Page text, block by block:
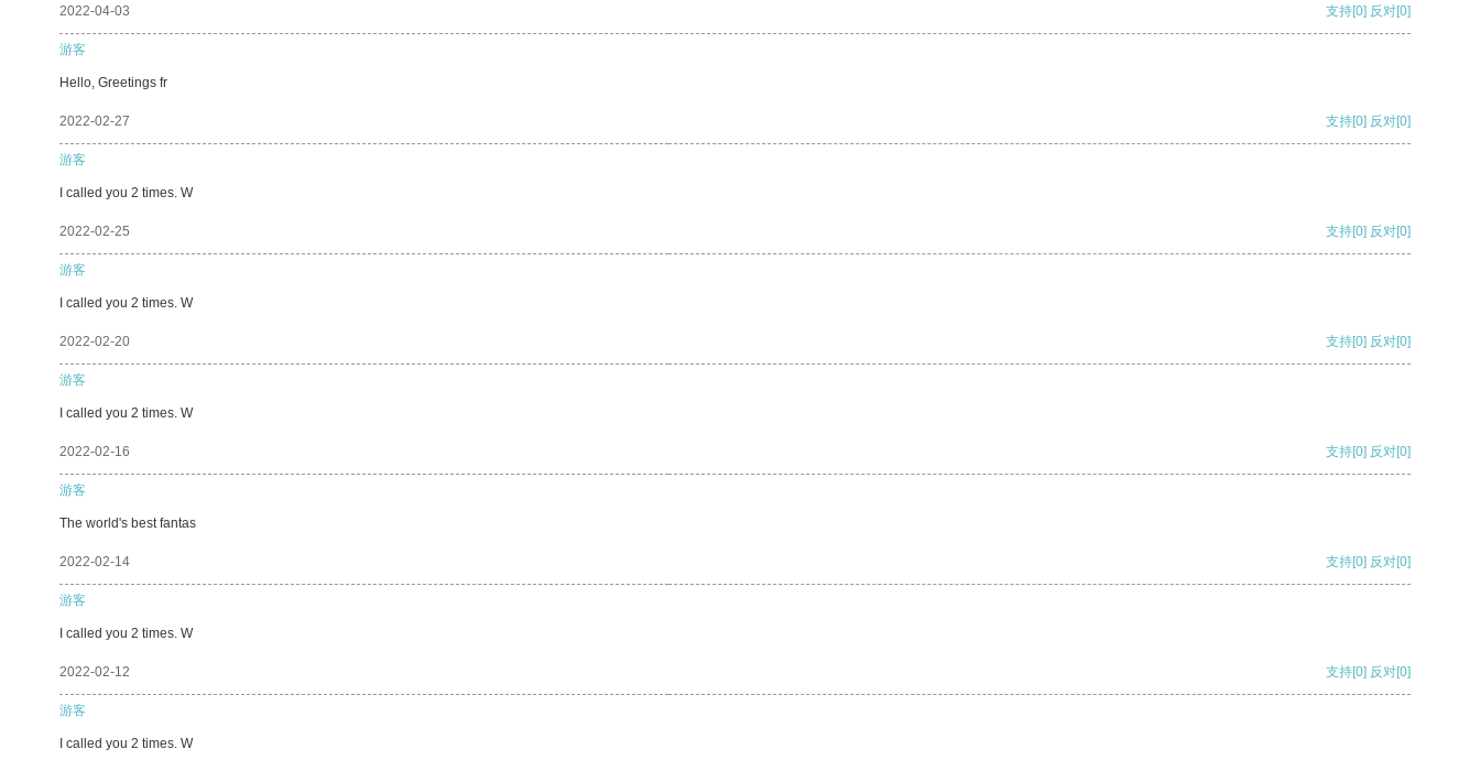
2022-04-03 支持[0] 反对[0]
游客
Hello, Greetings fr
2022-02-27 支持[0] 反对[0]
游客
I called you 2 times. W
2022-02-25 支持[0] 反对[0]
游客
I called you 2 times. W
2022-02-20 支持[0] 反对[0]
游客
I called you 2 times. W
2022-02-16 支持[0] 反对[0]
游客
The world's best fantas
2022-02-14 支持[0] 反对[0]
游客
I called you 2 times. W
2022-02-12 支持[0] 反对[0]
游客
I called you 2 times. W